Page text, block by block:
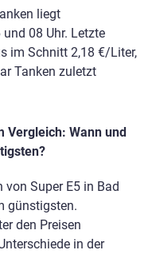
liegt
08 Uhr. Letzte
im Schnitt 2,18 €/Liter,
Tanken zuletzt
Vergleich: Wann und
Super E5 in Bad
günstigsten.
den Preisen
in der